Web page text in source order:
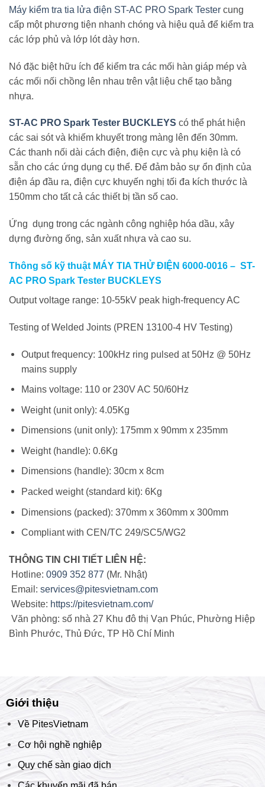
Máy kiểm tra tia lửa điện ST-AC PRO Spark Tester cung
cấp một phương tiện nhanh chóng và hiệu quả để kiểm tra
các lớp phủ và lớp lót dày hơn.
Nó đặc biệt hữu ích để kiểm tra các mối hàn giáp mép và
các mối nối chồng lên nhau trên vật liệu chế tạo bằng
nhựa.
ST-AC PRO Spark Tester BUCKLEYS có thể phát hiện
các sai sót và khiếm khuyết trong màng lên đến 30mm.
Các thanh nối dài cách điện, điện cực và phụ kiện là có
sẵn cho các ứng dụng cụ thể. Để đảm bảo sự ổn định của
điện áp đầu ra, điện cực khuyến nghị tối đa kích thước là
150mm cho tất cả các thiết bị tần số cao.
Ứng dụng trong các ngành công nghiệp hóa dầu, xây
dựng đường ống, sản xuất nhựa và cao su.
Thông số kỹ thuật MÁY TIA THỬ ĐIỆN 6000-0016 – ST-
AC PRO Spark Tester BUCKLEYS
Output voltage range: 10-55kV peak high-frequency AC
Testing of Welded Joints (PREN 13100-4 HV Testing)
Output frequency: 100kHz ring pulsed at 50Hz @ 50Hz
mains supply
Mains voltage: 110 or 230V AC 50/60Hz
Weight (unit only): 4.05Kg
Dimensions (unit only): 175mm x 90mm x 235mm
Weight (handle): 0.6Kg
Dimensions (handle): 30cm x 8cm
Packed weight (standard kit): 6Kg
Dimensions (packed): 370mm x 360mm x 300mm
Compliant with CEN/TC 249/SC5/WG2
THÔNG TIN CHI TIẾT LIÊN HỆ:
Hotline: 0909 352 877 (Mr. Nhật)
Email: services@pitesvietnam.com
Website: https://pitesvietnam.com/
Văn phòng: số nhà 27 Khu đô thị Vạn Phúc, Phường Hiệp
Bình Phước, Thủ Đức, TP Hồ Chí Minh
Giới thiệu
Về PitesVietnam
Cơ hội nghề nghiệp
Quy chế sàn giao dịch